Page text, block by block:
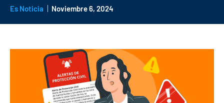
Es Noticia Noviembre 6, 2024